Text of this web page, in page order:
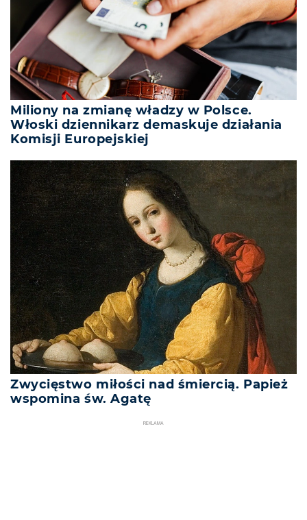
Miliony na zmianę władzy w Polsce.
Włoski dziennikarz demaskuje działania
Komisji Europejskiej
Zwycięstwo miłości nad śmiercią. Papież
wspomina św. Agatę
REKLAMA